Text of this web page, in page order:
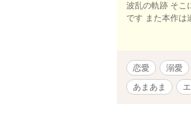
波乱の軌跡 そこ
です また本作は
恋愛 溺愛
あまあま